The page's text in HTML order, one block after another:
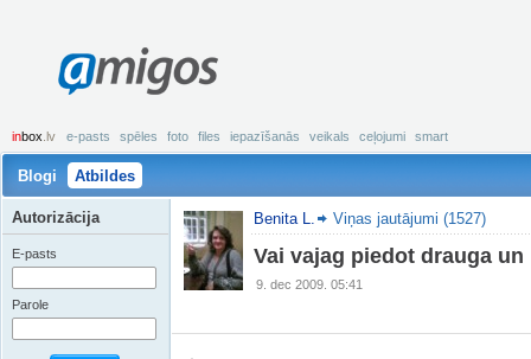
amigos
inbox .lv e-pasts spēles foto files iepazīšanās veikals ceļojumi smart
Blogi Atbildes
Benita L. Viņas jautājumi (1527)
Vai vajag piedot drauga
9. dec 2009. 05:41
Autorizācija
E-pasts
Parole